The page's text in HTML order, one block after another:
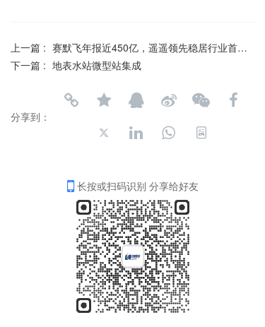
上一篇 : 赛默飞年报近450亿，遥遥领先稳居行业首位！
下一篇 : 地表水站微型站集成
分享到：
长按或扫码识别 分享给好友